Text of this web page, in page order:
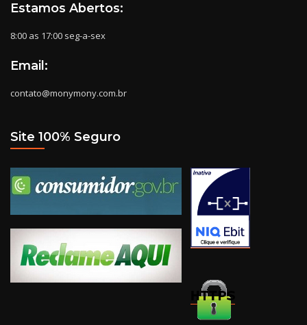
Estamos Abertos:
8:00 as 17:00 seg-a-sex
Email:
contato@monymony.com.br
Site 100% Seguro